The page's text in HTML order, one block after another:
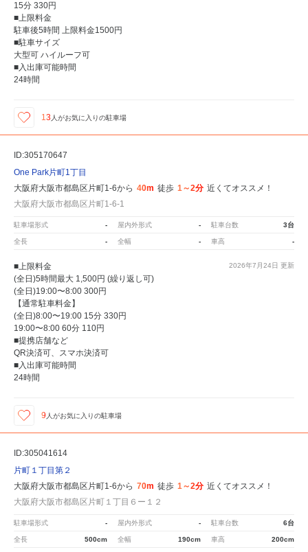
15分 330円
■上限料金
駐車後5時間 上限料金1500円
■駐車サイズ
大型可 ハイルーフ可
■入出庫可能時間
24時間
13 人がお気に入りの駐車場
ID:305170647
One Park片町1丁目
大阪府大阪市都島区片町1-6から 40m 徒歩 1～2分 近くてオススメ！
大阪府大阪市都島区片町1-6-1
駐車場形式 - 屋内外形式 - 駐車台数 3台
全長 - 全幅 - 車高 -
2026年7月24日 更新
■上限料金
(全日)5時間最大 1,500円 (繰り返し可)
(全日)19:00〜8:00 300円
【通常駐車料金】
(全日)8:00〜19:00 15分 330円
19:00〜8:00 60分 110円
■提携店舗など
QR決済可、スマホ決済可
■入出庫可能時間
24時間
9 人がお気に入りの駐車場
ID:305041614
片町１丁目第２
大阪府大阪市都島区片町1-6から 70m 徒歩 1～2分 近くてオススメ！
大阪府大阪市都島区片町１丁目６ー１２
駐車場形式 - 屋内外形式 - 駐車台数 6台
全長 500cm 全幅 190cm 車高 200cm